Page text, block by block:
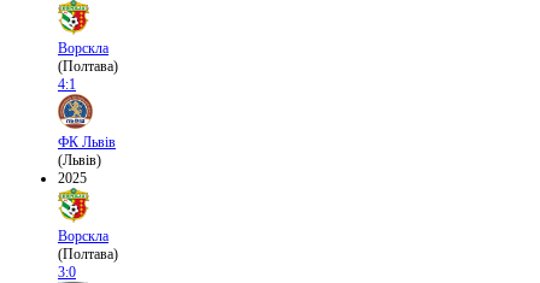
Ворскла
(Полтава)
4:1
ФК Львів
(Львів)
2025
Ворскла
(Полтава)
3:0